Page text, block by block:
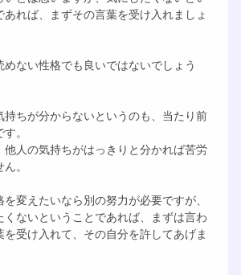
あれば、まずその言葉を受け入れましょ
めない性格でも良いではないでしょう
持ちが分からないというのも、当たり前
。
他人の気持ちがはっきりと分かれば苦労
。
を変えたいなら別の努力が必要ですが、
くないということであれば、まずは言わ
を受け入れて、その自分を許してあげま